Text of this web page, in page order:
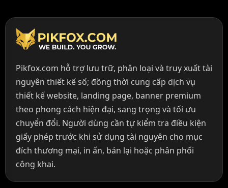
Pikfox.com hỗ trợ lưu trữ, phân loại và truy xuất tài
nguyên thiết kế số; đồng thời cung cấp dịch vụ
thiết kế website, landing page, banner premium
theo phong cách hiện đại, sang trọng và tối ưu
chuyển đổi. Người dùng cần tự kiểm tra điều kiện
giấy phép trước khi sử dụng tài nguyên cho mục
đích thương mại, in ấn, bán lại hoặc phân phối
công khai.